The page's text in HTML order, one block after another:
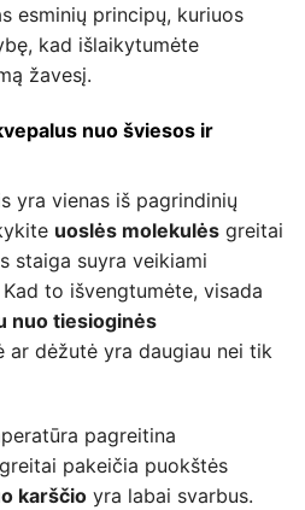
esminių principų, kuriuos
kad išlaikytumėte
žavesį.
nuo šviesos ir
yra vienas iš pagrindinių
uoslės molekulės greitai
staiga suyra veikiami
to išvengtumėte, visada
nuo tiesioginės
ar dėžutė yra daugiau nei tik
pagreitina
pakeičia puokštės
karščio yra labai svarbus.